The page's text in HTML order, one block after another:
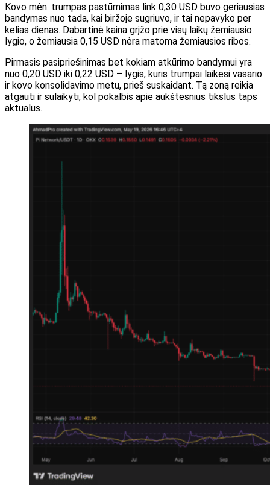
Kovo mėn. trumpas pastūmimas link 0,30 USD buvo geriausias
bandymas nuo tada, kai biržoje sugriuvo, ir tai nepavyko per
kelias dienas. Dabartinė kaina grįžo prie visų laikų žemiausio
lygio, o žemiausia 0,15 USD nėra matoma žemiausios ribos.
Pirmasis pasipriešinimas bet kokiam atkūrimo bandymui yra
nuo 0,20 USD iki 0,22 USD – lygis, kuris trumpai laikėsi vasario
ir kovo konsolidavimo metu, prieš suskaidant. Tą zoną reikia
atgauti ir sulaikyti, kol pokalbis apie aukštesnius tikslus taps
aktualus.